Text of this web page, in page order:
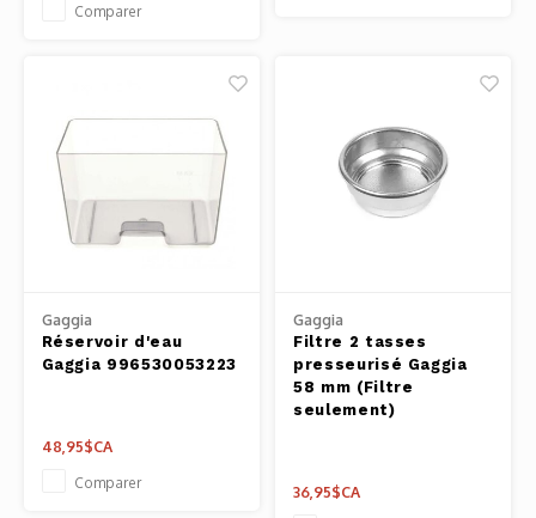
Comparer
Gaggia
Réservoir d'eau
Gaggia 996530053223
48,95$CA
Comparer
Gaggia
Filtre 2 tasses
presseurisé Gaggia
58 mm (Filtre
seulement)
36,95$CA